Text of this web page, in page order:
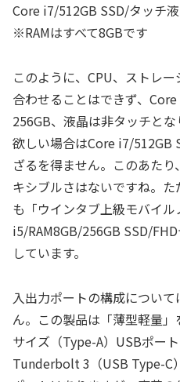
Core i7/512GB SSD/タッチ
※RAMはすべて8GBです
このように、CPU、ストレ
合わせることはできず、
256GB、液晶は非タッチと
欲しい場合はCore i7/512GB
ざるを得ません。このあた
キシブルさはないですね。
も「ウインタブ上級モバイ
i5/RAM8GB/256GB SSD/
しています。
入出力ポートの構成につい
ん。この製品は「薄型軽量
サイズ（Type-A）USBポー
Tunderbolt 3（USB Type-C